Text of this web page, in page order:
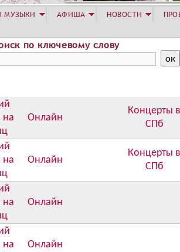
по ключевому слову
на
Онлайн
Концерты в
СПб
на
Онлайн
Концерты в
СПб
на
Онлайн
на
Онлайн
МУЗЫКИ АФИША НОВОСТИ